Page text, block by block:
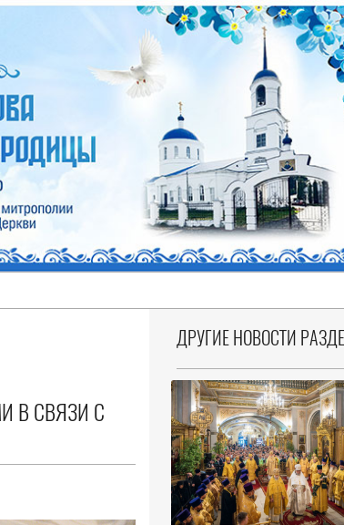
В СВЯЗИ С
ДРУГИЕ НОВОСТИ